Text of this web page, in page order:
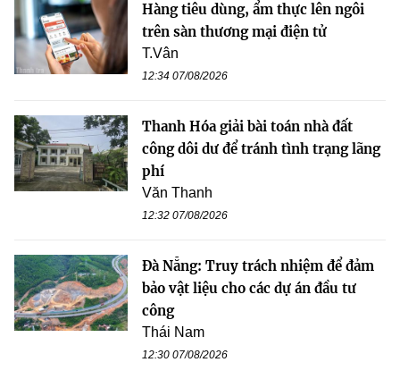
Hàng tiêu dùng, ẩm thực lên ngôi
trên sàn thương mại điện tử
T.Vân
12:34 07/08/2026
Thanh Hóa giải bài toán nhà đất
công dôi dư để tránh tình trạng lãng
phí
Văn Thanh
12:32 07/08/2026
Đà Nẵng: Truy trách nhiệm để đảm
bảo vật liệu cho các dự án đầu tư
công
Thái Nam
12:30 07/08/2026